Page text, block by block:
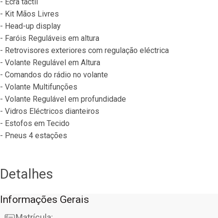
- Kit Mãos Livres
- Head-up display
- Faróis Reguláveis em altura
- Retrovisores exteriores com regulação eléctrica
- Volante Regulável em Altura
- Comandos do rádio no volante
- Volante Multifunções
- Volante Regulável em profundidade
- Vidros Eléctricos dianteiros
- Estofos em Tecido
- Pneus 4 estações
Detalhes
Informações Gerais